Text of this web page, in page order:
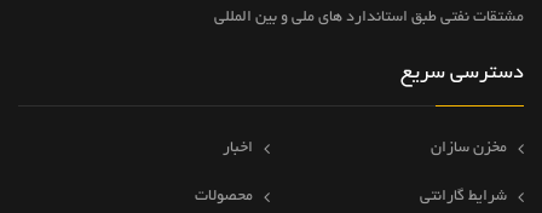
مشتقات نفتی طبق استاندارد های ملی و بین المللی
دسترسی سریع
مخزن سازان اخبار
شرایط گارانتی محصولات